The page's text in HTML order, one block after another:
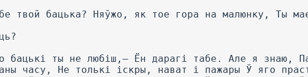
твой бацька? Няўжо, як тое гора на малюнку, Ты
бацькі ты не любіш,— Ён дарагі табе. Але я знаю,
часу, He толькі іскры, нават і пажары Ў яго